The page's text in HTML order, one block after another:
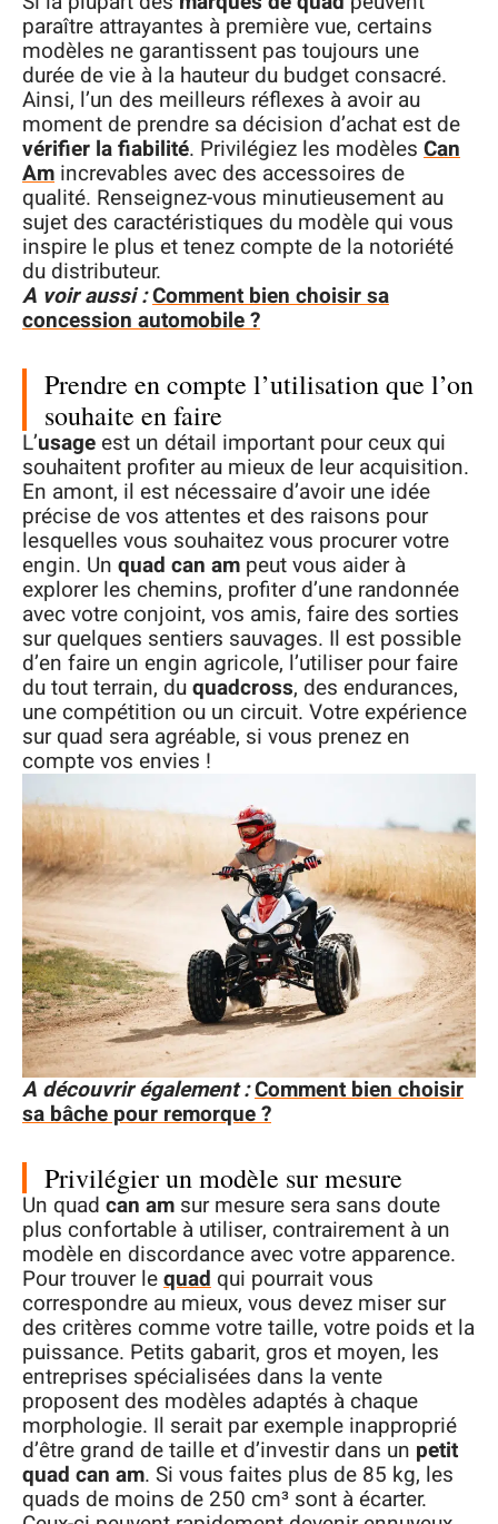
paraître attrayantes à première vue, certains
modèles ne garantissent pas toujours une
durée de vie à la hauteur du budget consacré.
Ainsi, l’un des meilleurs réflexes à avoir au
moment de prendre sa décision d’achat est de
vérifier la fiabilité. Privilégiez les modèles Can
Am increvables avec des accessoires de
qualité. Renseignez-vous minutieusement au
sujet des caractéristiques du modèle qui vous
inspire le plus et tenez compte de la notoriété
du distributeur.
A voir aussi :Comment bien choisir sa
concession automobile ?
Prendre en compte l’utilisation que l’on
souhaite en faire
L’usageest un détail important pour ceux qui
souhaitent profiter au mieux de leur acquisition.
En amont, il est nécessaire d’avoir une idée
précise de vos attentes et des raisons pour
lesquelles vous souhaitez vous procurer votre
engin. Un quad can am peut vous aider à
explorer les chemins, profiter d’une randonnée
avec votre conjoint, vos amis, faire des sorties
sur quelques sentiers sauvages. Il est possible
d’en faire un engin agricole, l’utiliser pour faire
du tout terrain, duquadcross, des endurances,
une compétition ou un circuit. Votre expérience
sur quad sera agréable, si vous prenez en
compte vos envies !
A découvrir également :Comment bien choisir
sa bâche pour remorque ?
Privilégier un modèle sur mesure
Un quad can am sur mesure sera sans doute
plus confortable à utiliser, contrairement à un
modèle en discordance avec votre apparence.
Pour trouver lequad qui pourrait vous
correspondre au mieux, vous devez miser sur
des critères comme votre taille, votre poids et la
puissance. Petits gabarit, gros et moyen, les
entreprises spécialisées dans la vente
proposent des modèles adaptés à chaque
morphologie. Il serait par exemple inapproprié
d’être grand de taille et d’investir dans un petit
quad can am. Si vous faites plus de 85 kg, les
quads de moins de 250 cm³ sont à écarter.